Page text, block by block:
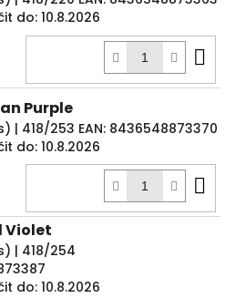
do:10.8.2026
Purple
) | 418/253 EAN: 8436548873370
do:10.8.2026
Violet
) | 418/254
do:10.8.2026